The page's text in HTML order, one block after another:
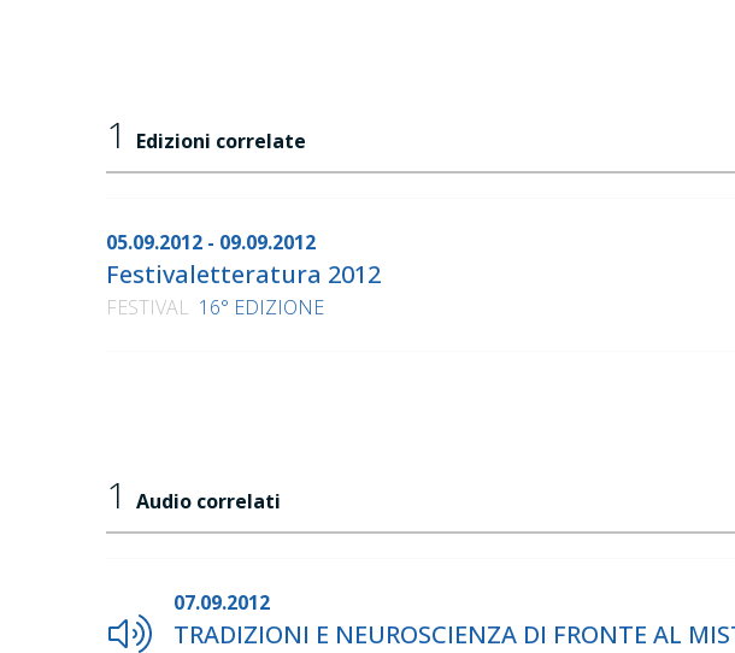
1 Edizioni correlate
05.09.2012 - 09.09.2012
Festivaletteratura 2012
FESTIVAL 16° EDIZIONE
1 Audio correlati
07.09.2012
TRADIZIONI E NEUROSCIENZA DI FRONTE AL